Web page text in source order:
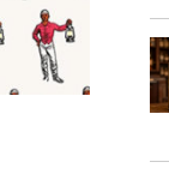
2
0